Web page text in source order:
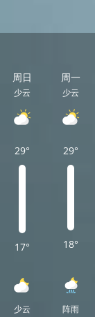
周日
少云
29°
17°
少云
周一
少云
29°
18°
阵雨